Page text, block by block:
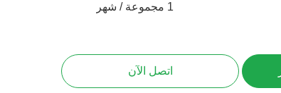
1 مجموعة / شهر
اتصل الآن